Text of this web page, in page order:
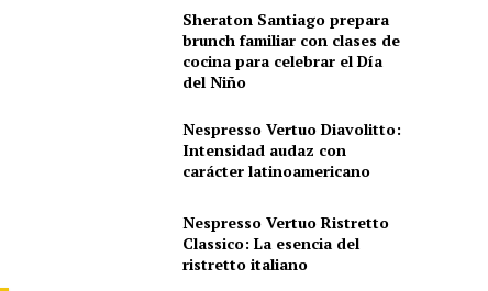
Sheraton Santiago prepara
brunch familiar con clases de
cocina para celebrar el Día
del Niño
Nespresso Vertuo Diavolitto:
Intensidad audaz con
carácter latinoamericano
Nespresso Vertuo Ristretto
Classico: La esencia del
ristretto italiano